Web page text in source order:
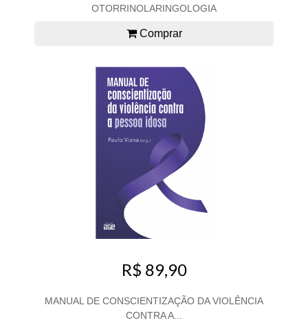
OTORRINOLARINGOLOGIA
Comprar
R$ 89,90
MANUAL DE CONSCIENTIZAÇÃO DA VIOLÊNCIA
CONTRA A...